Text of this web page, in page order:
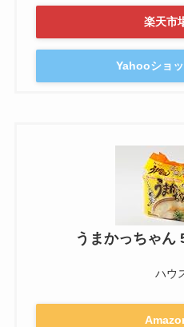
楽天市
Yahooショ
うまかっちゃん
ハウ